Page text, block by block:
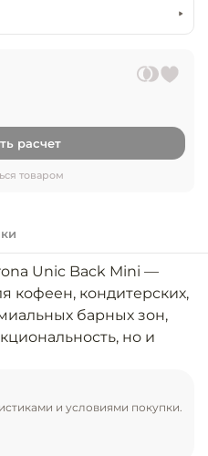
Барное
Кофейное
фастфуда
Инвентарь
питания
Оснащение
Оснащение
цехов
Оснащение
бытового
Ассортимент и
оборудования
расчет
товаром
Unic Back Mini —
кофеен, кондитерских,
барных зон,
но и
Эта витрина создана
подачу продукции в
и усиливать желание
Благодаря
и равномерному
и условиями покупки.